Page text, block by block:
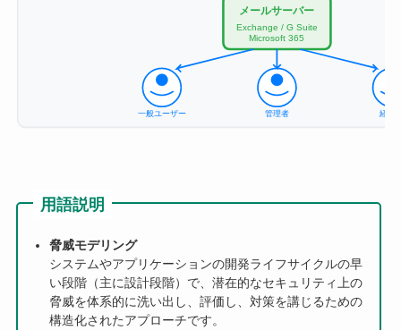
メールサーバー
Exchange / G Suite
Microsoft 365
一般ユーザー 管理者 経営
用語説明
脅威モデリング
システムやアプリケーションの開発ライフサイクルの早
い段階（主に設計段階）で、潜在的なセキュリティ上の
脅威を体系的に洗い出し、評価し、対策を講じるための
構造化されたアプローチです。